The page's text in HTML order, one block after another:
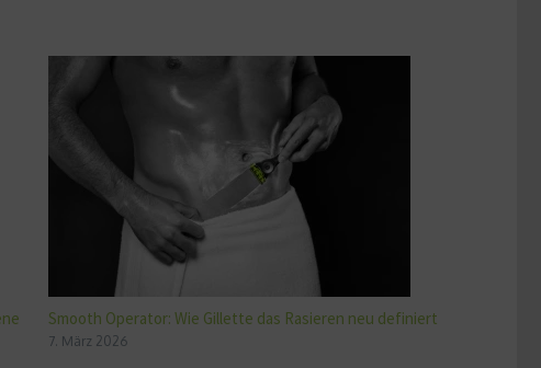
Smooth Operator: Wie Gillette das Rasieren neu definiert
7. März 2026